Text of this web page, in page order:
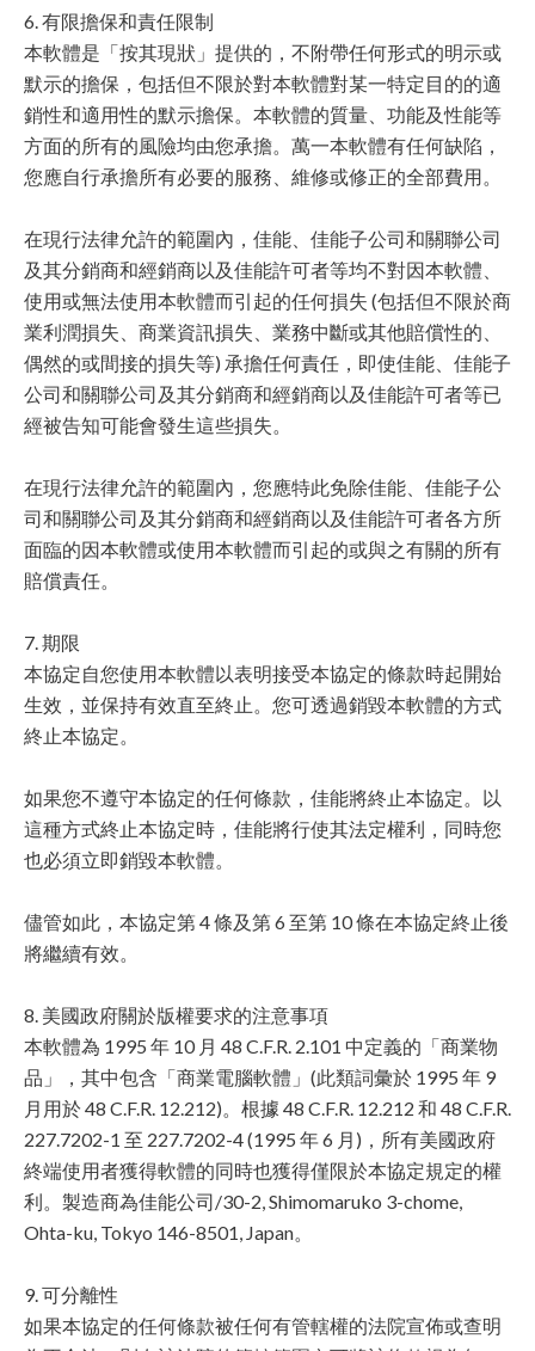
6. 有限擔保和責任限制
本軟體是「按其現狀」提供的，不附帶任何形式的明示或
默示的擔保，包括但不限於對本軟體對某一特定目的的適
銷性和適用性的默示擔保。本軟體的質量、功能及性能等
方面的所有的風險均由您承擔。萬一本軟體有任何缺陷，
您應自行承擔所有必要的服務、維修或修正的全部費用。
在現行法律允許的範圍內，佳能、佳能子公司和關聯公司
及其分銷商和經銷商以及佳能許可者等均不對因本軟體、
使用或無法使用本軟體而引起的任何損失 (包括但不限於商
業利潤損失、商業資訊損失、業務中斷或其他賠償性的、
偶然的或間接的損失等) 承擔任何責任，即使佳能、佳能子
公司和關聯公司及其分銷商和經銷商以及佳能許可者等已
經被告知可能會發生這些損失。
在現行法律允許的範圍內，您應特此免除佳能、佳能子公
司和關聯公司及其分銷商和經銷商以及佳能許可者各方所
面臨的因本軟體或使用本軟體而引起的或與之有關的所有
賠償責任。
7. 期限
本協定自您使用本軟體以表明接受本協定的條款時起開始
生效，並保持有效直至終止。您可透過銷毀本軟體的方式
終止本協定。
如果您不遵守本協定的任何條款，佳能將終止本協定。以
這種方式終止本協定時，佳能將行使其法定權利，同時您
也必須立即銷毀本軟體。
儘管如此，本協定第 4 條及第 6 至第 10 條在本協定終止後
將繼續有效。
8. 美國政府關於版權要求的注意事項
本軟體為 1995 年 10 月 48 C.F.R. 2.101 中定義的「商業物
品」，其中包含「商業電腦軟體」(此類詞彙於 1995 年 9
月用於 48 C.F.R. 12.212)。根據 48 C.F.R. 12.212 和 48 C.F.R.
227.7202-1 至 227.7202-4 (1995 年 6 月)，所有美國政府
終端使用者獲得軟體的同時也獲得僅限於本協定規定的權
利。製造商為佳能公司/30-2, Shimomaruko 3-chome,
Ohta-ku, Tokyo 146-8501, Japan。
9. 可分離性
如果本協定的任何條款被任何有管轄權的法院宣佈或查明